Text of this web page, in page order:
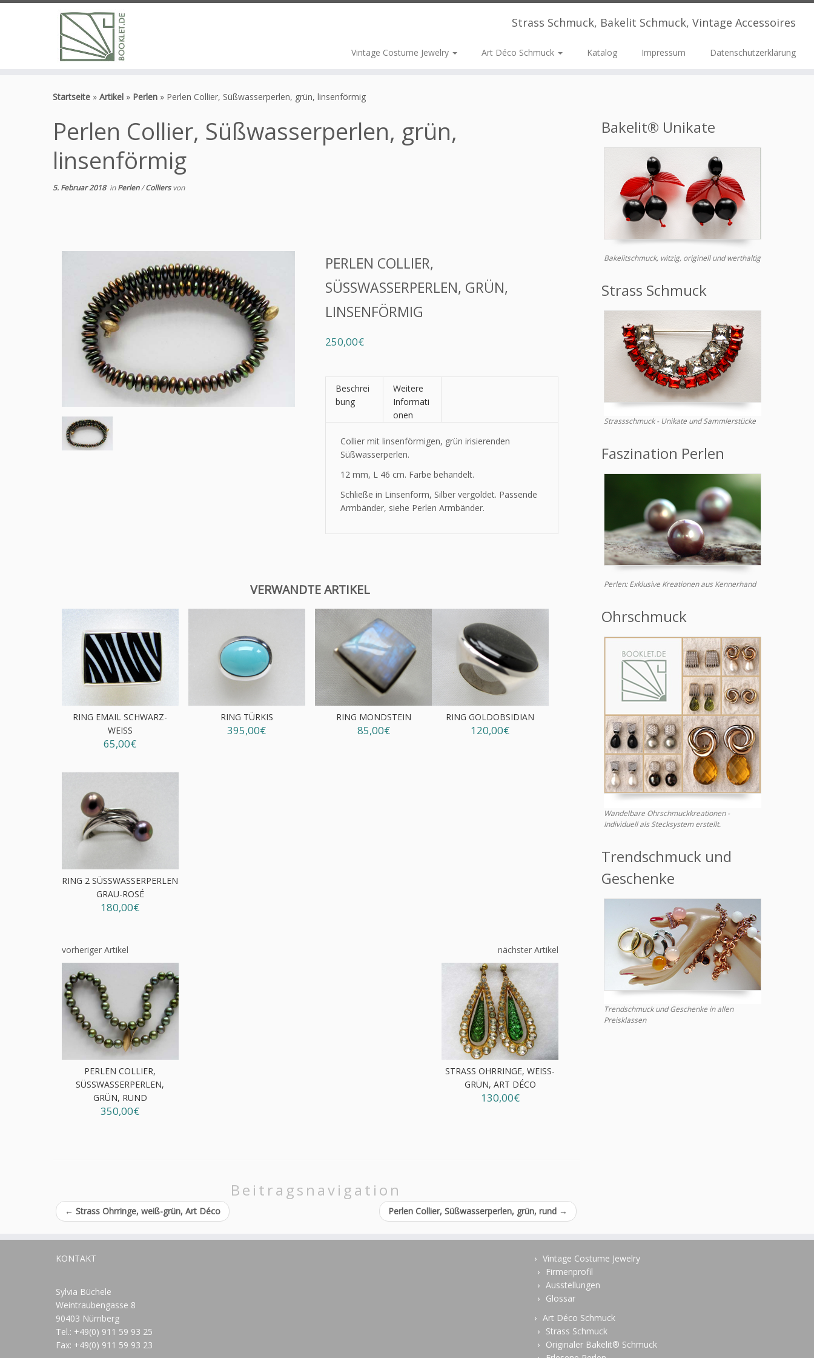
Strass Schmuck, Bakelit Schmuck, Vintage Accessoires
Vintage Costume Jewelry Art Déco Schmuck Katalog Impressum Datenschutzerklärung
Startseite » Artikel » Perlen » Perlen Collier, Süßwasserperlen, grün, linsenförmig
Perlen Collier, Süßwasserperlen, grün,
linsenförmig
5. Februar 2018inPerlen/Colliersvon
PERLEN COLLIER,
SÜSSWASSERPERLEN, GRÜN, L
INSENFÖRMIG
250,00€
Beschrei
bung
Weitere
Informati
onen
Collier mit linsenförmigen, grün irisierenden
Süßwasserperlen.
12 mm, L 46 cm. Farbe behandelt.
Schließe in Linsenform, Silber vergoldet. Passende
Armbänder, siehe Perlen Armbänder.
VERWANDTE ARTIKEL
RING EMAIL SCHWARZ-
WEISS
65,00€
RING TÜRKIS
395,00€
RING MONDSTEIN
85,00€
RING GOLDOBSIDIAN
120,00€
RING 2 SÜSSWASSERPERLEN G
RAU-ROSÉ
180,00€
vorheriger Artikel
PERLEN COLLIER,
SÜSSWASSERPERLEN, G
RÜN, RUND
350,00€
nächster Artikel
STRASS OHRRINGE, WEISS-G
RÜN, ART DÉCO
130,00€
Beitragsnavigation
← Strass Ohrringe, weiß-grün, Art Déco Perlen Collier, Süßwasserperlen, grün, rund →
Bakelit® Unikate
Bakelitschmuck, witzig, originell und werthaltig
Strass Schmuck
Strassschmuck - Unikate und Sammlerstücke
Faszination Perlen
Perlen: Exklusive Kreationen aus Kennerhand
Ohrschmuck
Wandelbare Ohrschmuckkreationen -
Individuell als Stecksystem erstellt.
Trendschmuck und
Geschenke
Trendschmuck und Geschenke in allen
Preisklassen
KONTAKT
Sylvia Büchele
Weintraubengasse 8
90403 Nürnberg
Tel.: +49(0) 911 59 93 25
Fax: +49(0) 911 59 93 23
Vintage Costume Jewelry
Firmenprofil
Ausstellungen
Glossar
Art Déco Schmuck
Strass Schmuck
Originaler Bakelit® Schmuck